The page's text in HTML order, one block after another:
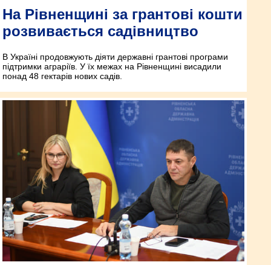
На Рівненщині за грантові кошти
розвивається садівництво
В Україні продовжують діяти державні грантові програми
підтримки аграріїв. У їх межах на Рівненщині висадили
понад 48 гектарів нових садів.